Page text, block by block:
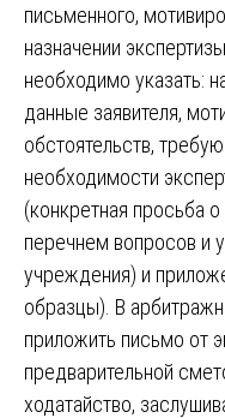
письменного,
назначении
необходимо указать:
данные заявителя,
обстоятельств,
необходимости
(конкретная просьба
перечнем вопросов и
учреждения) и
образцы). В
приложить письмо от
предварительной
ходатайство,